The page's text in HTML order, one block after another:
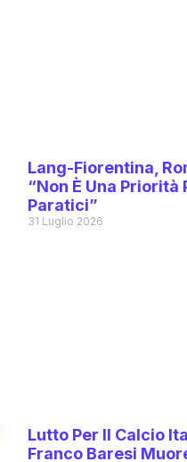
Lang-Fiorentina,
“Non È Una Priorità
Paratici”
31 Luglio 2026
Lutto Per Il Calcio
Franco Baresi